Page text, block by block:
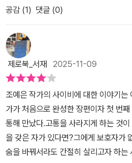
무수한 고심의 이유가 란의 문장으로 대
다. 모든 것을 거는 건 인간들. 그 속내
을 띄고 있음을 느낀다. 욕망의 끝을 보
자신만을 생각하는 박용석이 타인의 희
선과 악이 대립되듯 목숨을 걸되 자신
랑하는 이)를 구하고자 하는 마음이 큰
자, 조카를 살려보고자 물불 가리지 않
면(문장이지만 또렷하게 빛나는 눈빛이
하지 않길 바란다) 그 간절함을 어떻게
라도 보태어 주고싶어진다. 영생을 위한
래와 계속 대비되는 둘의 선택 과정들.
게, 혹은 내 주변인들에게 그러한 능력
는 이 능력이 축복으로 환영받을지, 저
무도 모르지만 독특하고 신선한 소재인
년에서 2005년까지 3년 동안 사라진
니다. 벽에 붙어 있던 사진 속 아이는
란 아동인데 아직 돌아오지 않았답니다.
른 사람의 혈액이며, 피해자 얼굴에 뒤
한 달 전 받은 건강 검진 기록에는 질병
전에 만난 동네 주민들이 본 얼굴도 반
혁의 보고를 들은 형사 이창은 며칠 전
기가 떠오릅니다. 교주 아들을 죽인 신
희귀병으로 죽었습니다.완치된 사례가
고 있던 이창의 누나를 고치기 위해 그
는 이야기를 해 주셨는데 미혼인 나는
다.​이 책은 조예은 작가님의 장편소설
중 한 분이지 않을까 싶다. 단편소설 중
이프 나이프>라는 작품을 뽑는다. 작년
는데 그 역시도 재미있게 보았을 정도
야기라는 점에서 몇 년이 흐른 지금까지
어지러운 순간들마다 자연스럽게 조예
기작 개정판이라고 해서 기대가 되었다.​
형사가 등장한다. 다들 원하는 도시 발
다. 그에게는 채린이라는 조카가 있는
이다. 채린의 부모는 불의의 사고로 세
공감 (1) 댓글 (0)
제로북_서재 2025-11-09
조예은 작가의 사이비에 대한 이야기는
가가 처음으로 완성한 장편이자 첫 번
통해 만났다.고통을 사라지게 하는 것
을 갖은 자가 있다면?그에게 보호자가
숨을 바꿔서라도 간절히 살리고자 하는